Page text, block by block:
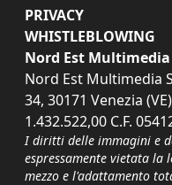
PRIVACY
WHISTLEBLOWING
Nord Est Multimedia
Nord Est Multimedia
34, 30171 Venezia
1.432.522,00 C.F.
I diritti delle immagini e
espressamente vietata la
mezzo e l'adattamento